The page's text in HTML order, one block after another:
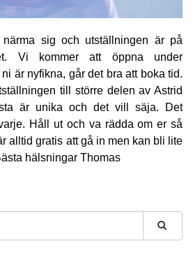
närma sig och utställningen är på
Vi kommer att öppna under
är nyfikna, går det bra att boka tid.
till större delen av Astrid
är unika och det vill säja. Det
Håll ut och va rädda om er så
alltid gratis att gå in men kan bli lite
hälsningar Thomas